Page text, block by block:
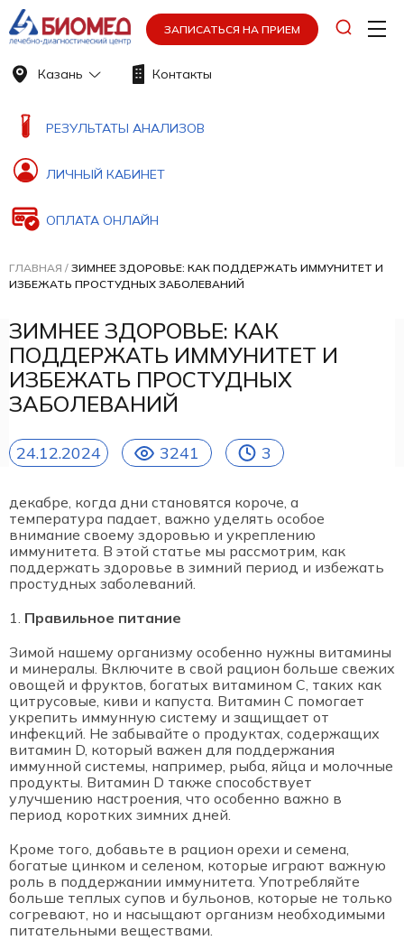
ЗАПИСАТЬСЯ НА ПРИЕМ
РЕЗУЛЬТАТЫ АНАЛИЗОВ
ЛИЧНЫЙ КАБИНЕТ
ОПЛАТА ОНЛАЙН
Казань Контакты
ГЛАВНАЯ / ЗИМНЕЕ ЗДОРОВЬЕ: КАК ПОДДЕРЖАТЬ ИММУНИТЕТ И
ИЗБЕЖАТЬ ПРОСТУДНЫХ ЗАБОЛЕВАНИЙ
ЗИМНЕЕ ЗДОРОВЬЕ: КАК
ПОДДЕРЖАТЬ ИММУНИТЕТ И
ИЗБЕЖАТЬ ПРОСТУДНЫХ
ЗАБОЛЕВАНИЙ
24.12.2024 3241 3
декабре, когда дни становятся короче, а
температура падает, важно уделять особое
внимание своему здоровью и укреплению
иммунитета. В этой статье мы рассмотрим, как
поддержать здоровье в зимний период и избежать
простудных заболеваний.
Правильное питание
Зимой нашему организму особенно нужны витамины
и минералы. Включите в свой рацион больше свежих
овощей и фруктов, богатых витамином C, таких как
цитрусовые, киви и капуста. Витамин C помогает
укрепить иммунную систему и защищает от
инфекций. Не забывайте о продуктах, содержащих
витамин D, который важен для поддержания
иммунной системы, например, рыба, яйца и молочные
продукты. Витамин D также способствует
улучшению настроения, что особенно важно в
период коротких зимних дней.
Кроме того, добавьте в рацион орехи и семена,
богатые цинком и селеном, которые играют важную
роль в поддержании иммунитета. Употребляйте
больше теплых супов и бульонов, которые не только
согревают, но и насыщают организм необходимыми
питательными веществами.